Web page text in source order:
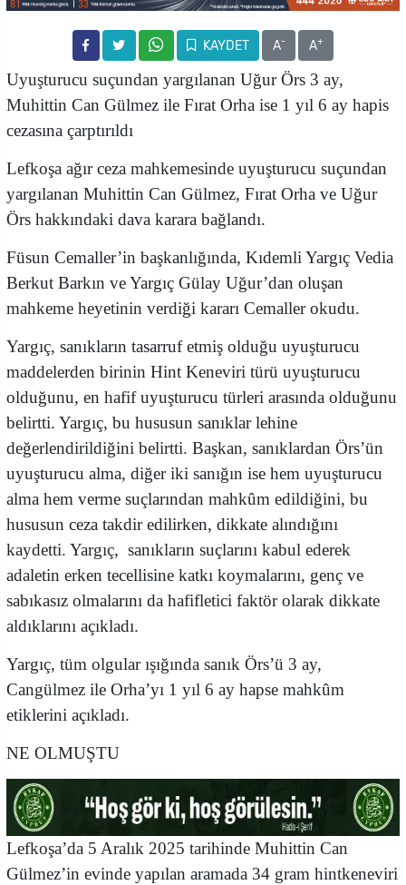
KAYDET A- A+
Uyuşturucu suçundan yargılanan Uğur Örs 3 ay,
Muhittin Can Gülmez ile Fırat Orha ise 1 yıl 6 ay hapis
cezasına çarptırıldı
Lefkoşa ağır ceza mahkemesinde uyuşturucu suçundan
yargılanan Muhittin Can Gülmez, Fırat Orha ve Uğur
Örs hakkındaki dava karara bağlandı.
Füsun Cemaller’in başkanlığında, Kıdemli Yargıç Vedia
Berkut Barkın ve Yargıç Gülay Uğur’dan oluşan
mahkeme heyetinin verdiği kararı Cemaller okudu.
Yargıç, sanıkların tasarruf etmiş olduğu uyuşturucu
maddelerden birinin Hint Keneviri türü uyuşturucu
olduğunu, en hafif uyuşturucu türleri arasında olduğunu
belirtti. Yargıç, bu hususun sanıklar lehine
değerlendirildiğini belirtti. Başkan, sanıklardan Örs’ün
uyuşturucu alma, diğer iki sanığın ise hem uyuşturucu
alma hem verme suçlarından mahkûm edildiğini, bu
hususun ceza takdir edilirken, dikkate alındığını
kaydetti. Yargıç, sanıkların suçlarını kabul ederek
adaletin erken tecellisine katkı koymalarını, genç ve
sabıkasız olmalarını da hafifletici faktör olarak dikkate
aldıklarını açıkladı.
Yargıç, tüm olgular ışığında sanık Örs’ü 3 ay,
Cangülmez ile Orha’yı 1 yıl 6 ay hapse mahkûm
etiklerini açıkladı.
NE OLMUŞTU
Lefkoşa’da 5 Aralık 2025 tarihinde Muhittin Can
Gülmez’in evinde yapılan aramada 34 gram hintkeneviri